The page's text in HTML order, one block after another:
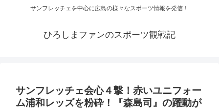
サンフレッチェを中心に広島の様々なスポーツ情報を発信！
ひろしまファンのスポーツ観戦記
サンフレッチェ会心４撃！赤いユニフォー
ム浦和レッズを粉砕！『森島司』の躍動が